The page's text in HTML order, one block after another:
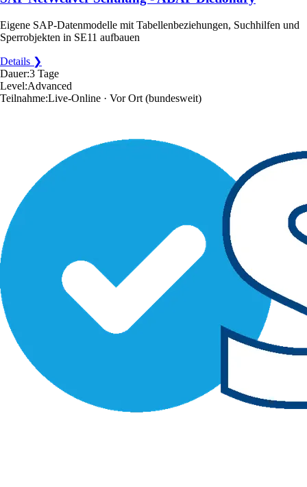
Eigene SAP-Datenmodelle mit Tabellenbeziehungen, Suchhilfen und
Sperrobjekten in SE11 aufbauen
Details ❯
Dauer:3 Tage
Level:Advanced
Teilnahme:Live-Online · Vor Ort (bundesweit)